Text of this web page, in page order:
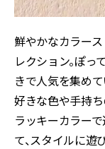
鮮やかなカラース
レクション。ぽ
きで人気を集めて
好きな色や手持
ラッキーカラー
て、スタイルに遊